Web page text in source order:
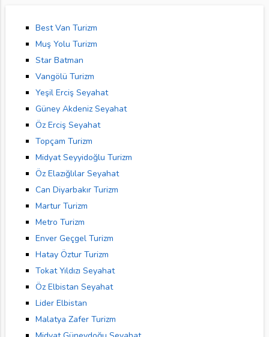
Best Van Turizm
Muş Yolu Turizm
Star Batman
Vangölü Turizm
Yeşil Erciş Seyahat
Güney Akdeniz Seyahat
Öz Erciş Seyahat
Topçam Turizm
Midyat Seyyidoğlu Turizm
Öz Elazığlılar Seyahat
Can Diyarbakır Turizm
Martur Turizm
Metro Turizm
Enver Geçgel Turizm
Hatay Öztur Turizm
Tokat Yıldızı Seyahat
Öz Elbistan Seyahat
Lider Elbistan
Malatya Zafer Turizm